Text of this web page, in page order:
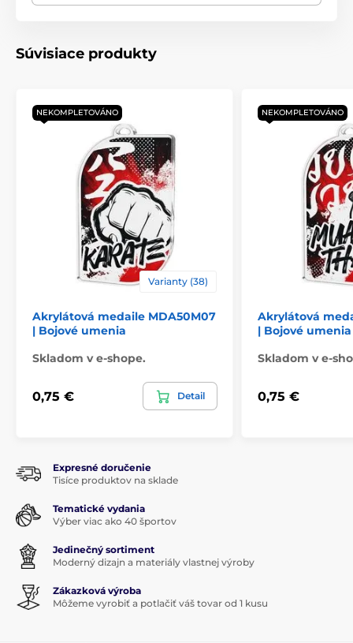
Súvisiace produkty
NEKOMPLETOVÁNO
Varianty (38)
Akrylátová medaile MDA50M07
| Bojové umenia
Skladom v e-shope.
0,75 € Detail
NEKOMPLETOVÁNO
Akrylátová
| Bojové umenia
Skladom v e-
0,75 €
Expresné doručenie
Tisíce produktov na sklade
Tematické vydania
Výber viac ako 40 športov
Jedinečný sortiment
Moderný dizajn a materiály vlastnej výroby
Zákazková výroba
Môžeme vyrobiť a potlačiť váš tovar od 1 kusu